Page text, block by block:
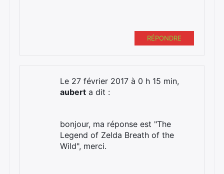
RÉPONDRE
Le 27 février 2017 à 0 h 15 min,
aubert a dit :
bonjour, ma réponse est "The
Legend of Zelda Breath of the
Wild", merci.